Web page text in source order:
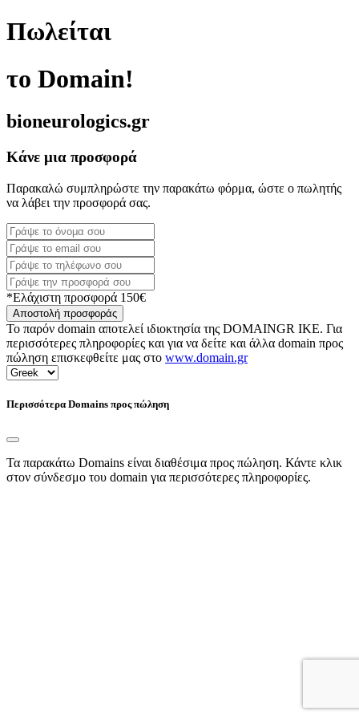
Πωλείται
το Domain!
bioneurologics.gr
Κάνε μια προσφορά
Παρακαλώ συμπληρώστε την παρακάτω φόρμα, ώστε ο πωλητής
να λάβει την προσφορά σας.
*Ελάχιστη προσφορά 150€
Αποστολή προσφοράς
Το παρόν domain αποτελεί ιδιοκτησία της DOMAINGR ΙΚΕ. Για
περισσότερες πληροφορίες και για να δείτε και άλλα domain προς
πώληση επισκεφθείτε μας στο www.domain.gr
Περισσότερα Domains προς πώληση
Τα παρακάτω Domains είναι διαθέσιμα προς πώληση. Κάντε κλικ
στον σύνδεσμο του domain για περισσότερες πληροφορίες.